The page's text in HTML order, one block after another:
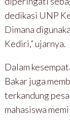
dedikasi UNP
Dimana
Kediri,” ujarnya.
Dalam
Bakar juga
terkandung
mahasiswa